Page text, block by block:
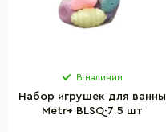
В наличии
Набор игрушек для ванны
Metr+ BLSQ-7 5 шт